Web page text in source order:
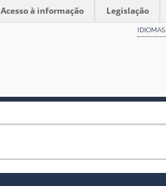
Acesso à informação Legislação
IDIOMAS